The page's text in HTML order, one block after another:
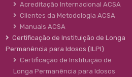
Acreditação Internacional ACSA
Clientes da Metodologia ACSA
Manuais ACSA
Certificação de Instituição de Longa
Permanência para Idosos (ILPI)
Certificação de Instituição de
Longa Permanência para Idosos